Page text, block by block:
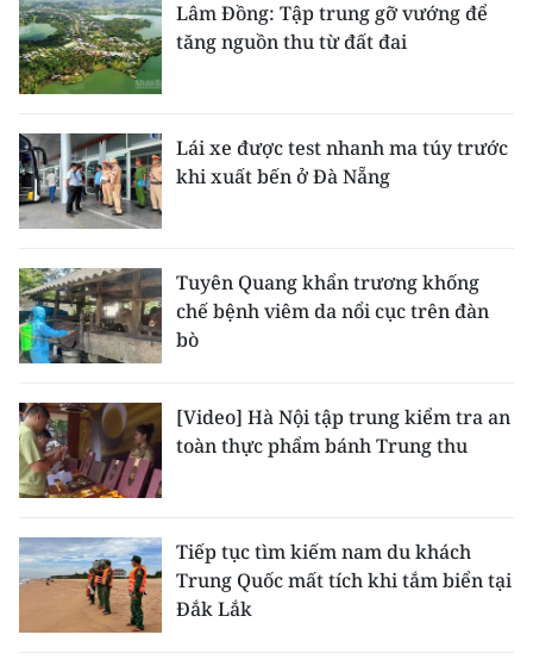
Lâm Đồng: Tập trung gỡ vướng để
tăng nguồn thu từ đất đai
Lái xe được test nhanh ma túy trước
khi xuất bến ở Đà Nẵng
Tuyên Quang khẩn trương khống
chế bệnh viêm da nổi cục trên đàn
bò
[Video] Hà Nội tập trung kiểm tra an
toàn thực phẩm bánh Trung thu
Tiếp tục tìm kiếm nam du khách
Trung Quốc mất tích khi tắm biển tại
Đắk Lắk